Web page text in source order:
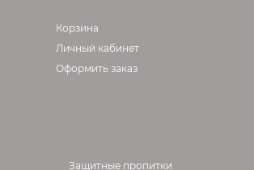
Корзина
Личный кабинет
Оформить заказ
Защитные пропитки